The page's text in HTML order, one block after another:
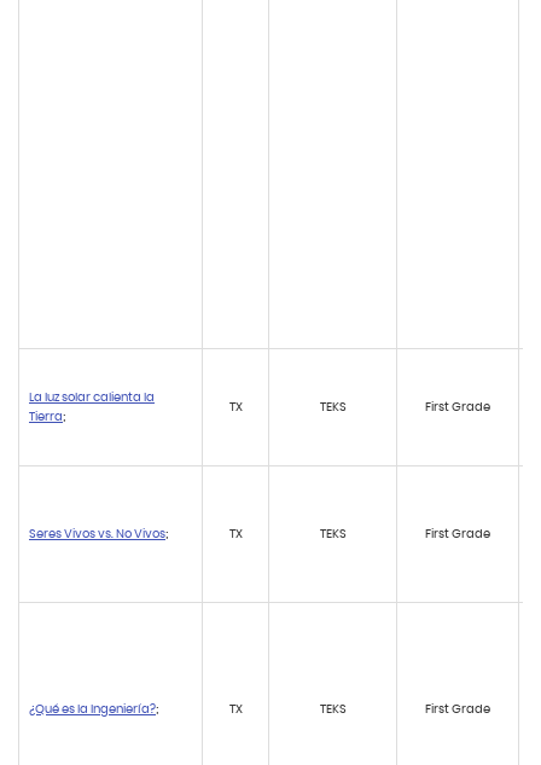
La luz solar calienta la
Tierra;
TX TEKS First Grade
Seres Vivos vs. No Vivos; TX TEKS First Grade
¿Qué es la Ingeniería?; TX TEKS First Grade